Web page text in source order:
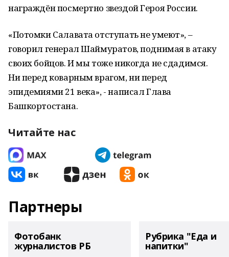
награждён посмертно звездой Героя России.
«Потомки Салавата отступать не умеют», –
говорил генерал Шаймуратов, поднимая в атаку
своих бойцов. И мы тоже никогда не сдадимся.
Ни перед коварным врагом, ни перед
эпидемиями 21 века», - написал Глава
Башкортостана.
Читайте нас
Партнеры
Фотобанк
журналистов РБ
Рубрика "Еда и
напитки"